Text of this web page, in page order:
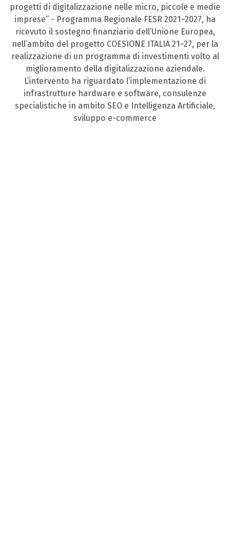
progetti di digitalizzazione nelle micro, piccole e medie
imprese” - Programma Regionale FESR 2021–2027, ha
ricevuto il sostegno finanziario dell’Unione Europea,
nell’ambito del progetto COESIONE ITALIA 21–27, per la
realizzazione di un programma di investimenti volto al
miglioramento della digitalizzazione aziendale.
L’intervento ha riguardato l’implementazione di
infrastrutture hardware e software, consulenze
specialistiche in ambito SEO e Intelligenza Artificiale,
sviluppo e-commerce